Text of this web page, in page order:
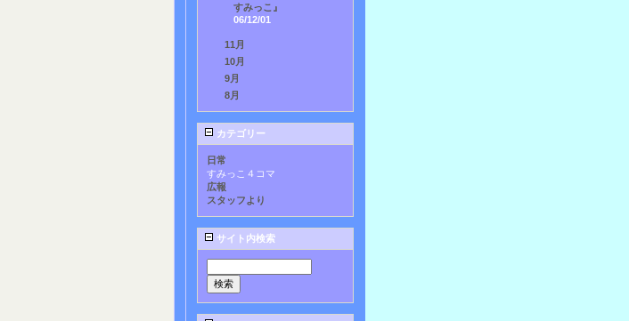
すみっこ』
06/12/01
11月
10月
9月
8月
カテゴリー
日常
すみっこ４コマ
広報
スタッフより
サイト内検索